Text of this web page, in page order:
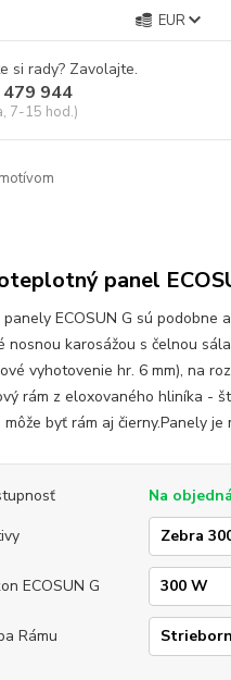
EUR
si rady? Zavolajte.
944
7-15 hod.)
panel
ECOSUN G sú podobne
nosnou karosážou s čelnou
vyhotovenie hr. 6 mm), na
rám z eloxovaného hliníka -
byť rám aj čierny.Panely je
Na
ECOSUN G
Rámu